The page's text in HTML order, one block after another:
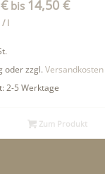
€bis 14,50€
/l
oder zzgl.Versandkosten
2-5 Werktage
Zum Produkt